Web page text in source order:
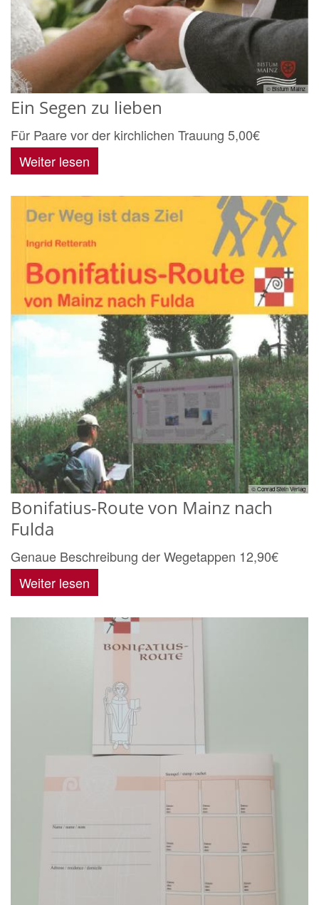
© Bistum Mainz
Ein Segen zu lieben
Für Paare vor der kirchlichen Trauung 5,00€
Weiter lesen
© Conrad Stein Verlag
Bonifatius-Route von Mainz nach
Fulda
Genaue Beschreibung der Wegetappen 12,90€
Weiter lesen